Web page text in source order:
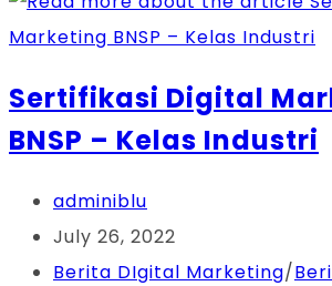
Sertifikasi Digital
BNSP – Kelas Industri
Post
author:
adminiblu
Post
published:
July 26, 2022
Post
Berita DIgital Marketing/